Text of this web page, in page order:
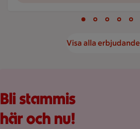
Bild 1 av 5
Bild 2 av 5
Bild 3 av 5
Bild
Visa alla
Bli stammis
här och nu!